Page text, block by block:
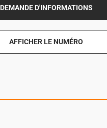
DEMANDE D'INFORMATIONS
AFFICHER LE NUMÉRO